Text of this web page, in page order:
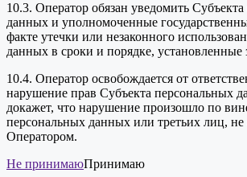
10.3. Оператор обязан уведомить
данных и уполномоченные
факте утечки или незаконного
данных в сроки и порядке, установленные
10.4. Оператор освобождается от
нарушение прав Субъекта персональных
докажет, что нарушение произошло по
персональных данных или третьих лиц, не
Оператором.
Не принимаюПринимаю